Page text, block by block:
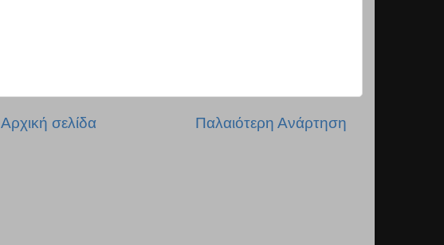
Παλαιότερη Ανάρτηση
Αρχική σελίδα